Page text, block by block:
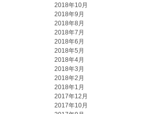
2018年10月
2018年9月
2018年8月
2018年7月
2018年6月
2018年5月
2018年4月
2018年3月
2018年2月
2018年1月
2017年12月
2017年10月